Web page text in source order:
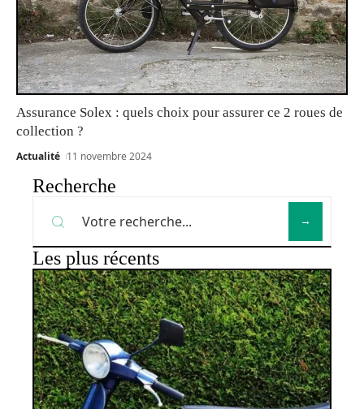
Assurance Solex : quels choix pour assurer ce 2 roues de
collection ?
Actualité 11 novembre 2024
Recherche
Les plus récents